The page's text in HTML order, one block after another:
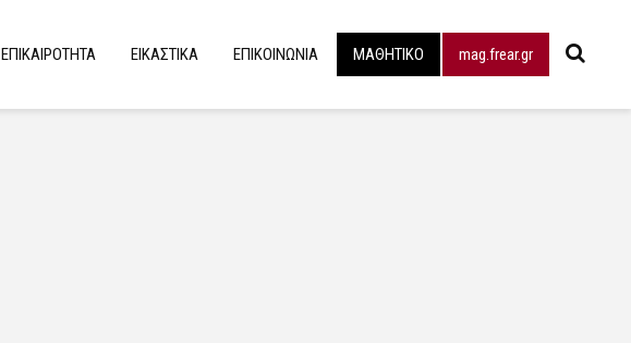
ΕΠΙΚΑΙΡΟΤΗΤΑ ΕΙΚΑΣΤΙΚΑ ΕΠΙΚΟΙΝΩΝΙΑ ΜΑΘΗΤΙΚΟ mag.frear.gr